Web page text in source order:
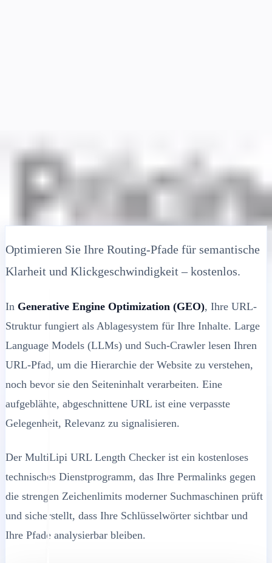
Optimieren Sie Slugs für SEO und
Klickraten
MultiLipi•Ungültiges Datum
5 Min
Optimieren Sie Ihre Routing-Pfade für semantische
Klarheit und Klickgeschwindigkeit – kostenlos.
In Generative Engine Optimization (GEO), Ihre URL-
Struktur fungiert als Ablagesystem für Ihre Inhalte. Large
Language Models (LLMs) und Such-Crawler lesen Ihren
URL-Pfad, um die Hierarchie der Website zu verstehen,
noch bevor sie den Seiteninhalt verarbeiten. Eine
aufgeblähte, abgeschnittene URL ist eine verpasste
Gelegenheit, Relevanz zu signalisieren.
Der MultiLipi URL Length Checker ist ein kostenloses
technisches Dienstprogramm, das Ihre Permalinks gegen
die strengen Zeichenlimits moderner Suchmaschinen prüft
und sicherstellt, dass Ihre Schlüsselwörter sichtbar und
Ihre Pfade analysierbar bleiben.